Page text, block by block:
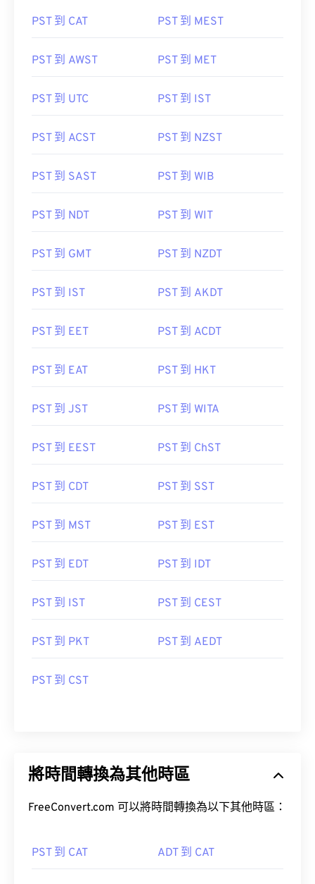
PST 到 CAT PST 到 MEST
PST 到 AWST PST 到 MET
PST 到 UTC PST 到 IST
PST 到 ACST PST 到 NZST
PST 到 SAST PST 到 WIB
PST 到 NDT PST 到 WIT
PST 到 GMT PST 到 NZDT
PST 到 IST PST 到 AKDT
PST 到 EET PST 到 ACDT
PST 到 EAT PST 到 HKT
PST 到 JST PST 到 WITA
PST 到 EEST PST 到 ChST
PST 到 CDT PST 到 SST
PST 到 MST PST 到 EST
PST 到 EDT PST 到 IDT
PST 到 IST PST 到 CEST
PST 到 PKT PST 到 AEDT
PST 到 CST
將時間轉換為其他時區
FreeConvert.com 可以將時間轉換為以下其他時區：
PST 到 CAT ADT 到 CAT